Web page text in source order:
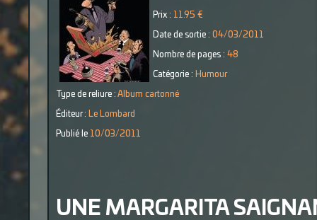
Prix : 11.95 €
Date de sortie : 04/03/2011
Nombre de pages : 48
Catégorie : Humour
Type de reliure : Album cartonné
Éditeur : Le Lombard
Publié le 10/03/2011
UNE MARGARITA